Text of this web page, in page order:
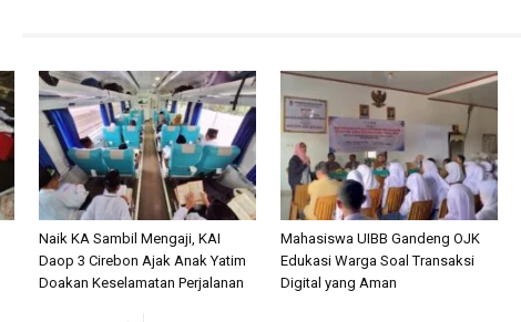
Naik KA Sambil Mengaji, KAI
Daop 3 Cirebon Ajak Anak Yatim
Doakan Keselamatan Perjalanan
Mahasiswa UIBB Gandeng OJK
Edukasi Warga Soal Transaksi
Digital yang Aman